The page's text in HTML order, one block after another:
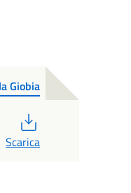
Giobia
Scarica